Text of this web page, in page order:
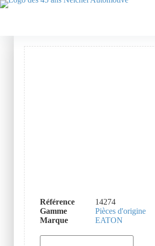
Référence
14274
Gamme
Pièces d'origine
Marque
EATON